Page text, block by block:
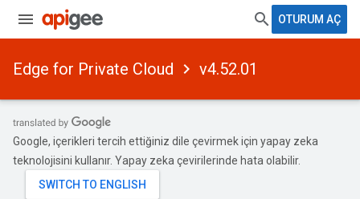
OTURUM AÇ
Edge for Private Cloud v4.52.01
Google, içerikleri tercih ettiğiniz dile çevirmek için yapay zeka
teknolojisini kullanır. Yapay zeka çevirilerinde hata olabilir.